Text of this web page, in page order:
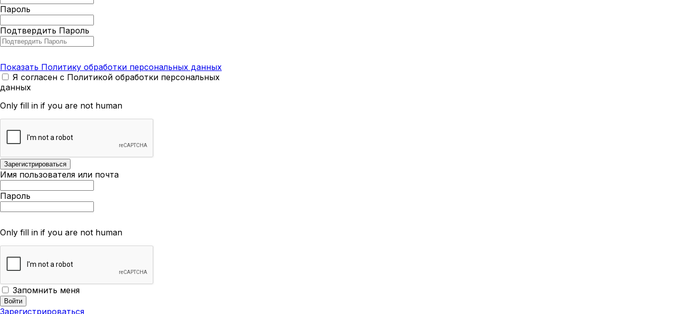
Пароль
Подтвердить Пароль
Показать Политику обработки персональных данных
Я согласен с Политикой обработки персональных
данных
Only fill in if you are not human
Имя пользователя или почта
Пароль
Only fill in if you are not human
Запомнить меня
Зарегистрироваться